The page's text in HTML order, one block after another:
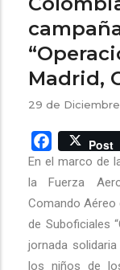
Madrid,
29 de
Facebook
Post
En el marco de
la Fuerza
Comando Aéreo
de Suboficiales
jornada
los niños de